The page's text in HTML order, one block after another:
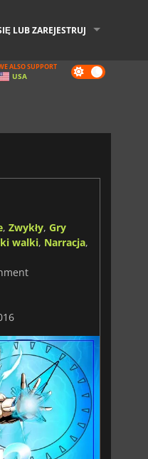
LUB ZAREJESTRUJ
Dark
mode
ALSO SUPPORT
USA
, Zwykły, Gry
walki, Narracja,